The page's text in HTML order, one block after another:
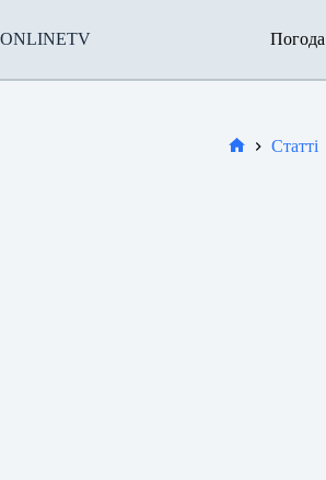
вмісту
ONLINETV Погода
Статті